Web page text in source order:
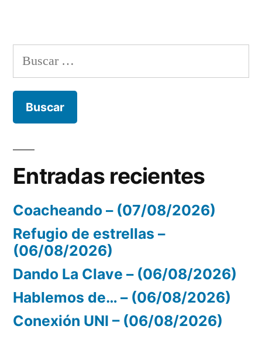
Buscar:
Entradas recientes
Coacheando – (07/08/2026)
Refugio de estrellas –
(06/08/2026)
Dando La Clave – (06/08/2026)
Hablemos de… – (06/08/2026)
Conexión UNI – (06/08/2026)